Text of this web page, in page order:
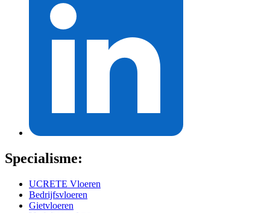
Specialisme:
UCRETE Vloeren
Bedrijfsvloeren
Gietvloeren